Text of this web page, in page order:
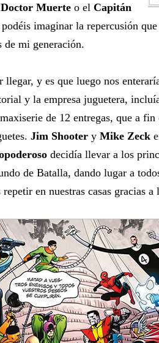
Muerte o el Capitán
imaginar la repercusión
de mi generación.
llegar, y es que luego nos
y la empresa juguetera,
de 12 entregas, que a fin
Jim Shooter y Mike Zeck
decidía llevar a los
de Batalla, dando lugar a
en nuestras casas gracias